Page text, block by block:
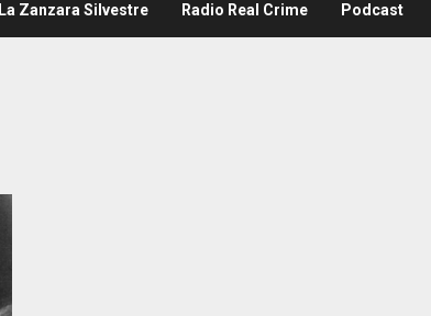
La Zanzara Silvestre Radio Real Crime Podcast